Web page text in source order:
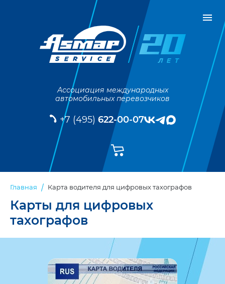
Ассоциация международных
автомобильных перевозчиков
+7 (495) 622-00-07
Главная Карта водителя для цифровых тахографов
Карты для цифровых
тахографов